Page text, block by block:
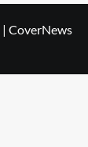
| CoverNews